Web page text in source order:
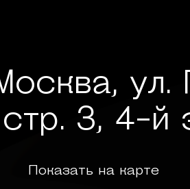
ул.
3, 4-й
Показать на карте